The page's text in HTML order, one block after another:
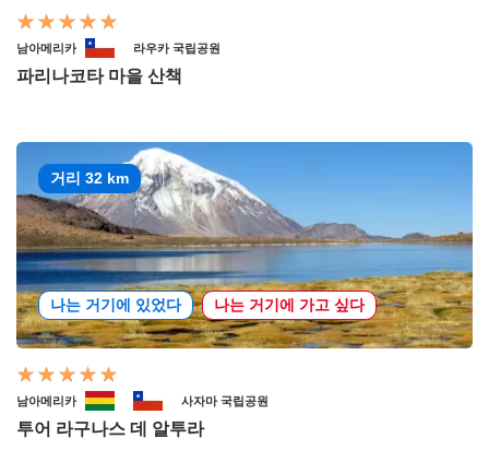
남아메리카 라우카 국립공원
파리나코타 마을 산책
거리 32 km
나는 거기에 있었다 나는 거기에 가고 싶다
남아메리카 사자마 국립공원
투어 라구나스 데 알투라